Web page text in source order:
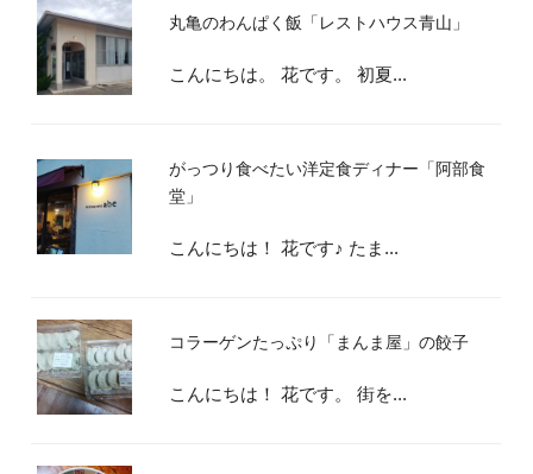
丸亀のわんぱく飯「レストハウス青山」
こんにちは。 花です。 初夏...
がっつり食べたい洋定食ディナー「阿部食
堂」
こんにちは！ 花です♪ たま...
コラーゲンたっぷり「まんま屋」の餃子
こんにちは！ 花です。 街を...